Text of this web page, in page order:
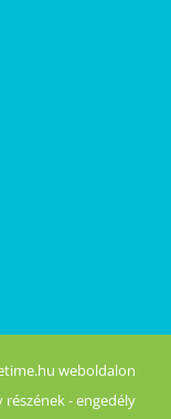
weboldalon
- engedély